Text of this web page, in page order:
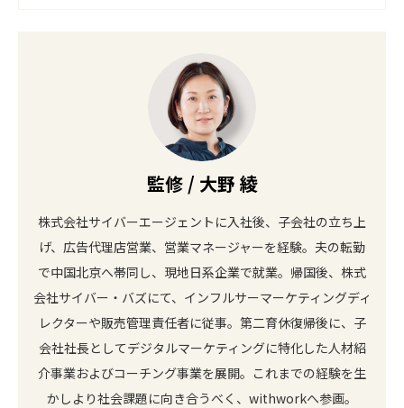
監修 / 大野 綾
株式会社サイバーエージェントに入社後、子会社の立ち上
げ、広告代理店営業、営業マネージャーを経験。夫の転勤
で中国北京へ帯同し、現地日系企業で就業。帰国後、株式
会社サイバー・バズにて、インフルサーマーケティングディ
レクターや販売管理責任者に従事。第二育休復帰後に、子
会社社長としてデジタルマーケティングに特化した人材紹
介事業およびコーチング事業を展開。これまでの経験を生
かしより社会課題に向き合うべく、withworkへ参画。